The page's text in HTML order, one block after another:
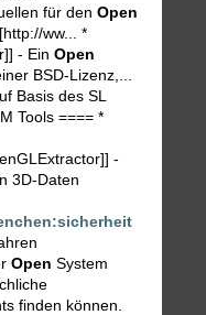
für den Open
ww... *
- Ein Open
BSD-Lizenz,...
Basis des SL
Tools ==== *
-
3D-Daten
Open System
finden können.